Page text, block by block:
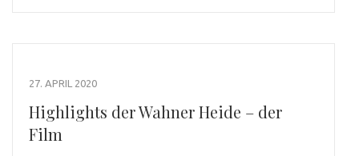
27. APRIL 2020
Highlights der Wahner Heide – der
Film